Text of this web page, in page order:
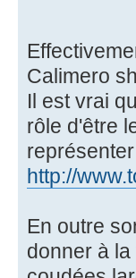
Calimero
Il est vrai
rôle d'être
http://
En outre
donner à